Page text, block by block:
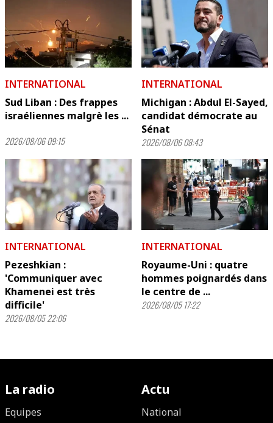
INTERNATIONAL
Sud Liban : Des frappes
israéliennes malgrè les ...
2026/08/06 09:15
INTERNATIONAL
Michigan : Abdul El-Sayed,
candidat démocrate au
Sénat
2026/08/06 08:43
INTERNATIONAL
Pezeshkian :
'Communiquer avec
Khamenei est très
difficile'
2026/08/05 22:06
INTERNATIONAL
Royaume-Uni : quatre
hommes poignardés dans
le centre de ...
2026/08/05 17:22
La radio
Equipes
Actu
National